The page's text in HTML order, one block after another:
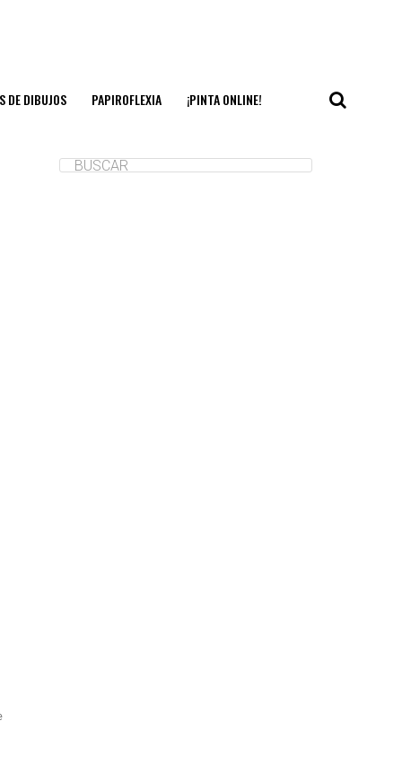
DE DIBUJOS PAPIROFLEXIA ¡PINTA ONLINE!